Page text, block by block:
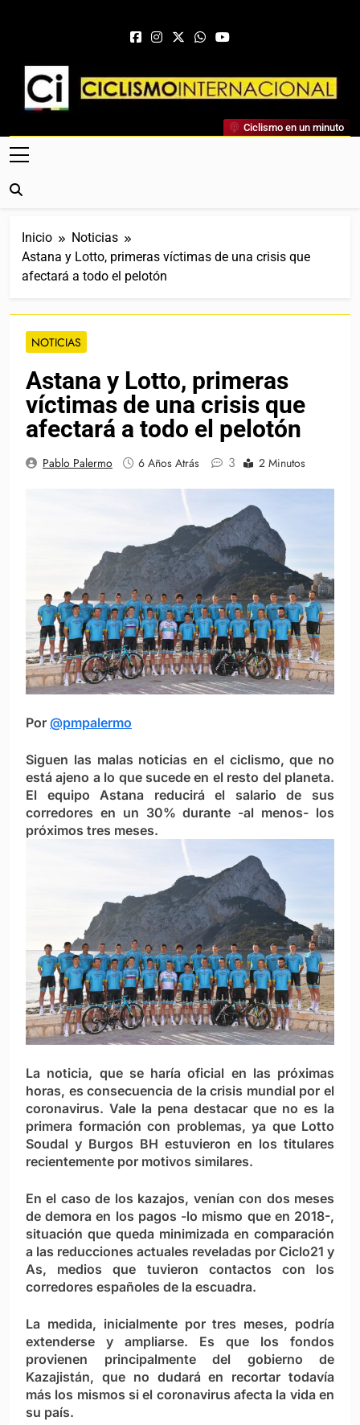
Ciclismo Internacional
Web Dedicada Al Ciclismo Mundial. Entrevistas, Análisis,
Crónicas, Previas Y Más. La Web Ciclista De Referencia.
Ciclismo en un minuto
Inicio
Noticias
Astana y Lotto, primeras víctimas de una crisis que
afectará a todo el pelotón
NOTICIAS
Astana y Lotto, primeras
víctimas de una crisis que
afectará a todo el pelotón
Pablo Palermo 6 Años Atrás 3 2 Minutos
Por @pmpalermo
Siguen las malas noticias en el ciclismo, que no
está ajeno a lo que sucede en el resto del planeta.
El equipo Astana reducirá el salario de sus
corredores en un 30% durante -al menos- los
próximos tres meses.
La noticia, que se haría oficial en las próximas
horas, es consecuencia de la crisis mundial por el
coronavirus. Vale la pena destacar que no es la
primera formación con problemas, ya que Lotto
Soudal y Burgos BH estuvieron en los titulares
recientemente por motivos similares.
En el caso de los kazajos, venían con dos meses
de demora en los pagos -lo mismo que en 2018-,
situación que queda minimizada en comparación
a las reducciones actuales reveladas por Ciclo21 y
As, medios que tuvieron contactos con los
corredores españoles de la escuadra.
La medida, inicialmente por tres meses, podría
extenderse y ampliarse. Es que los fondos
provienen principalmente del gobierno de
Kazajistán, que no dudará en recortar todavía
más los mismos si el coronavirus afecta la vida en
su país.